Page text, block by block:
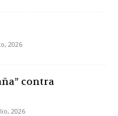
2026
contra
2026